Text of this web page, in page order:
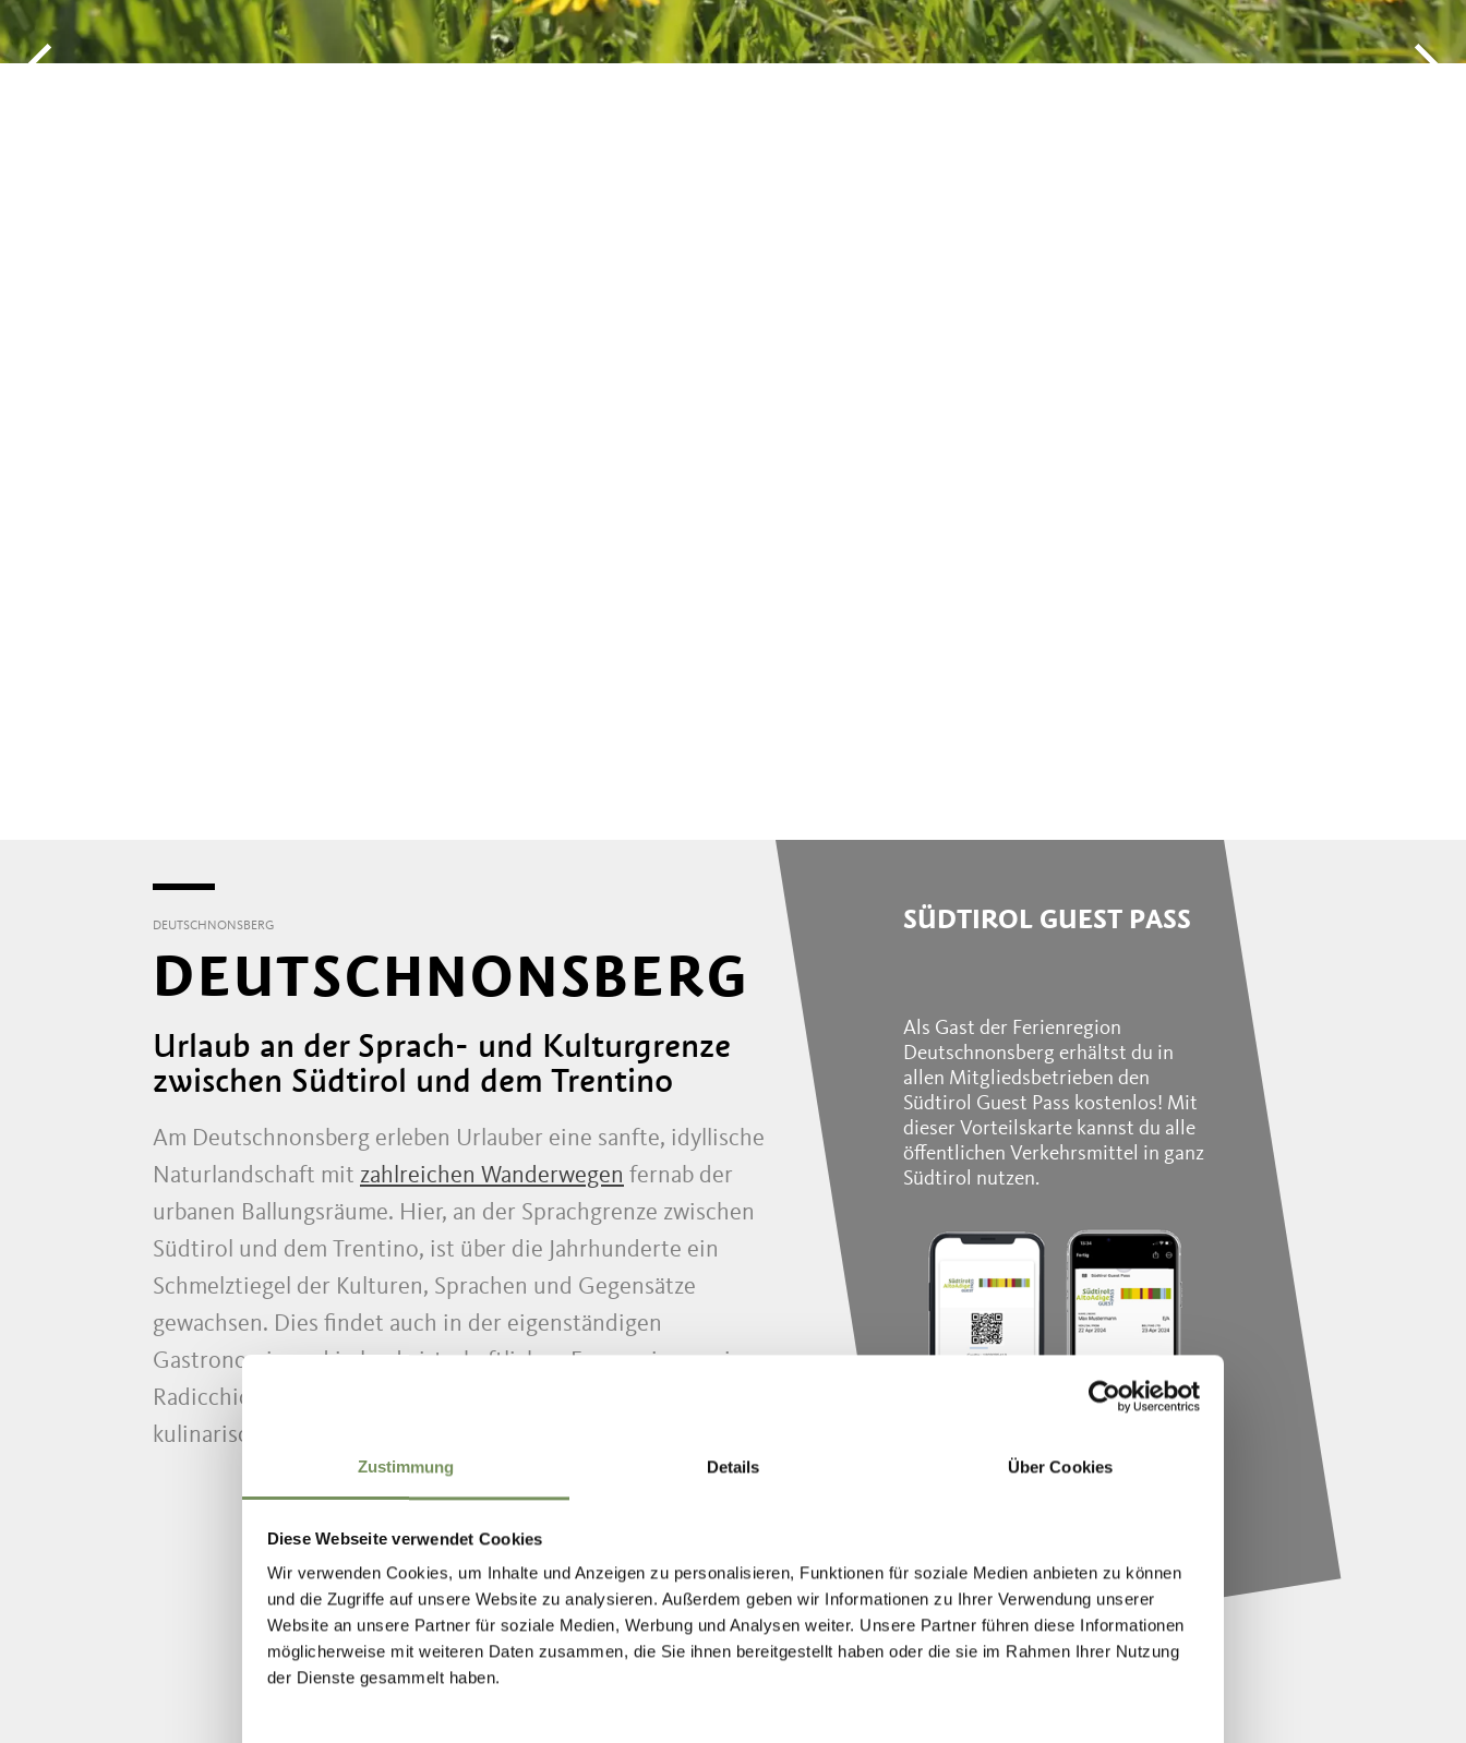
Zustimmung Details Über Cookies
Diese Webseite verwendet Cookies
Wir verwenden Cookies, um Inhalte und Anzeigen zu personalisieren, Funktionen für soziale Medien anbieten zu können
und die Zugriffe auf unsere Website zu analysieren. Außerdem geben wir Informationen zu Ihrer Verwendung unserer
Website an unsere Partner für soziale Medien, Werbung und Analysen weiter. Unsere Partner führen diese Informationen
möglicherweise mit weiteren Daten zusammen, die Sie ihnen bereitgestellt haben oder die sie im Rahmen Ihrer Nutzung
der Dienste gesammelt haben.
DEUTSCHNONSBERG
DEUTSCHNONSBERG
Urlaub an der Sprach- und Kulturgrenze
zwischen Südtirol und dem Trentino
Am Deutschnonsberg erleben Urlauber eine sanfte, idyllische
Naturlandschaft mit zahlreichen Wanderwegen fernab der
urbanen Ballungsräume. Hier, an der Sprachgrenze zwischen
Südtirol und dem Trentino, ist über die Jahrhunderte ein
Schmelztiegel der Kulturen, Sprachen und Gegensätze
gewachsen. Dies findet auch in der eigenständigen
Gastronomie und in landwirtschaftlichen Erzeugnissen wie
Radicchio, Grana und Löwenzahn seinen besonderen
kulinarischen Ausdruck.
SÜDTIROL GUEST PASS
Als Gast der Ferienregion
Deutschnonsberg erhältst du in
allen Mitgliedsbetrieben den
Südtirol Guest Pass kostenlos! Mit
dieser Vorteilskarte kannst du alle
öffentlichen Verkehrsmittel in ganz
Südtirol nutzen.